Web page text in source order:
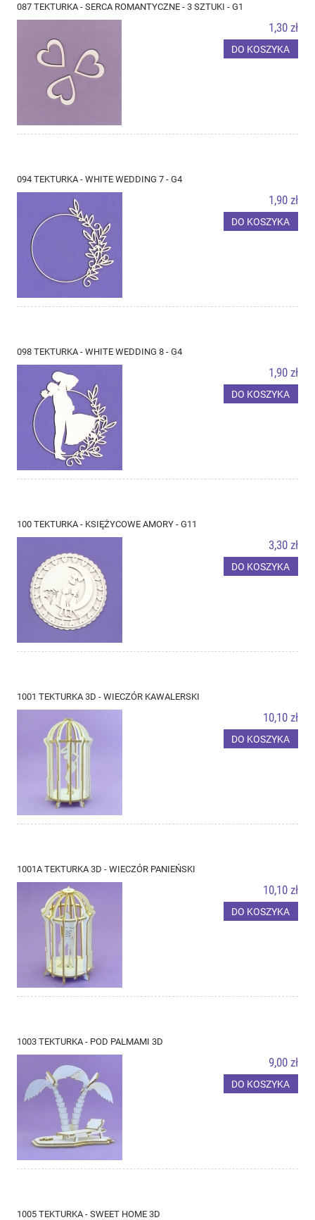
087 TEKTURKA - SERCA ROMANTYCZNE - 3 SZTUKI - G1
1,30 zł
DO KOSZYKA
094 TEKTURKA - WHITE WEDDING 7 - G4
1,90 zł
DO KOSZYKA
098 TEKTURKA - WHITE WEDDING 8 - G4
1,90 zł
DO KOSZYKA
100 TEKTURKA - KSIĘŻYCOWE AMORY - G11
3,30 zł
DO KOSZYKA
1001 TEKTURKA 3D - WIECZÓR KAWALERSKI
10,10 zł
DO KOSZYKA
1001A TEKTURKA 3D - WIECZÓR PANIEŃSKI
10,10 zł
DO KOSZYKA
1003 TEKTURKA - POD PALMAMI 3D
9,00 zł
DO KOSZYKA
1005 TEKTURKA - SWEET HOME 3D